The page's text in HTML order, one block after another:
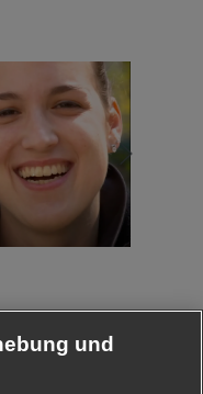
und